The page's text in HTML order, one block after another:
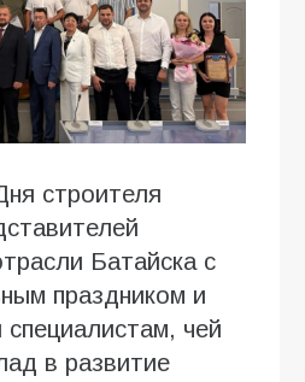
строителя
Батайска с
праздником и
специалистам, чей
в развитие